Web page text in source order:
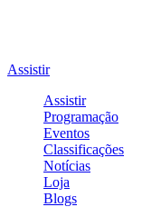
Assistir
Assistir
Programação
Eventos
Classificações
Notícias
Loja
Blogs